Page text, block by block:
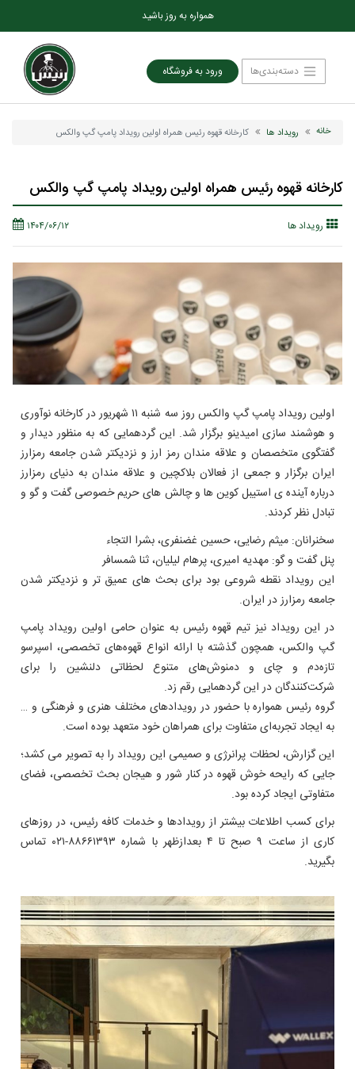
همواره به روز باشید
دسته‌بندی‌ها ورود به فروشگاه
خانه رویداد ها کارخانه قهوه رئیس همراه اولین رویداد پامپ گپ والکس
کارخانه قهوه رئیس همراه اولین رویداد پامپ گپ والکس
رویداد ها ۱۴۰۴/۰۶/۱۲
اولین رویداد پامپ گپ والکس روز سه شنبه ۱۱ شهریور در کارخانه نوآوری
و هوشمند سازی امیدینو برگزار شد. این گردهمایی که به منظور دیدار و
گفتگوی متخصصان و علاقه مندان رمز ارز و نزدیکتر شدن جامعه رمزارز
ایران برگزار و جمعی از فعالان بلاکچین و علاقه مندان به دنیای رمزارز
درباره آینده ی استیبل کوین ها و چالش های حریم خصوصی گفت و گو و
تبادل نظر کردند.
سخنرانان: میثم رضایی، حسین غضنفری، بشرا التجاء
پنل گفت و گو: مهدیه امیری، پرهام لیلیان، ثنا شمسافر
این رویداد نقطه شروعی بود برای بحث های عمیق تر و نزدیکتر شدن
جامعه رمزارز در ایران.
در این رویداد نیز تیم قهوه رئیس به عنوان حامی اولین رویداد پامپ
گپ والکس، همچون گذشته با ارائه انواع قهوه‌های تخصصی، اسپرسو
تازه‌دم و چای‌ و دمنوش‌های متنوع لحظاتی دلنشین را برای
شرکت‌کنندگان در این گردهمایی رقم زد.
گروه رئیس همواره با حضور در رویدادهای مختلف هنری و فرهنگی و …
به ایجاد تجربه‌ای متفاوت برای همراهان خود متعهد بوده است.
این گزارش، لحظات پرانرژی و صمیمی این رویداد را به تصویر می کشد؛
جایی که رایحه خوش قهوه در کنار شور و هیجان بحث تخصصی، فضای
متفاوتی ایجاد کرده بود.
برای کسب اطلاعات بیشتر از رویدادها و خدمات کافه رئیس، در روزهای
کاری از ساعت ۹ صبح تا ۴ بعدازظهر با شماره ۸۸۶۶۱۳۹۳-۰۲۱ تماس
بگیرید.